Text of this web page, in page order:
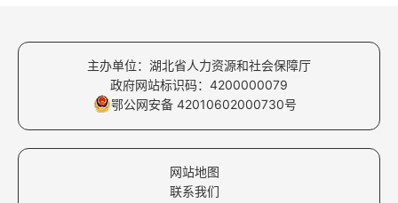
主办单位：湖北省人力资源和社会保障厅
政府网站标识码：4200000079
鄂公网安备 42010602000730号
网站地图
联系我们